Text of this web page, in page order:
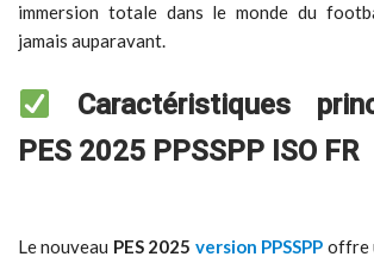
immersion totale dans le monde du
jamais auparavant.
Caractéristiques
PES 2025 PPSSPP ISO FR
Le nouveau PES 2025 version PPSSPP offre